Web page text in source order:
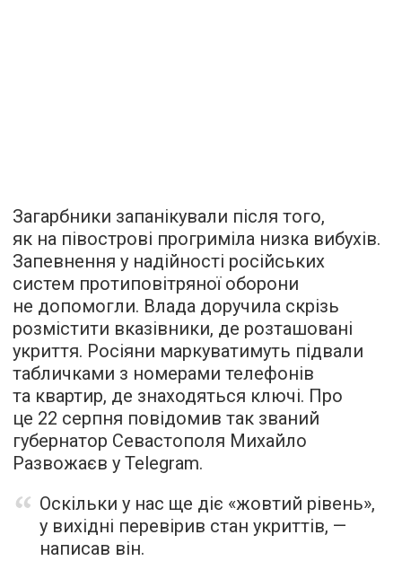
Загарбники запанікували після того,
як на півострові прогриміла низка вибухів.
Запевнення у надійності російських
систем протиповітряної оборони
не допомогли. Влада доручила скрізь
розмістити вказівники, де розташовані
укриття. Росіяни маркуватимуть підвали
табличками з номерами телефонів
та квартир, де знаходяться ключі. Про
це 22 серпня повідомив так званий
губернатор Севастополя Михайло
Развожаєв у Telegram.
Оскільки у нас ще діє «жовтий рівень»,
у вихідні перевірив стан укриттів, —
написав він.